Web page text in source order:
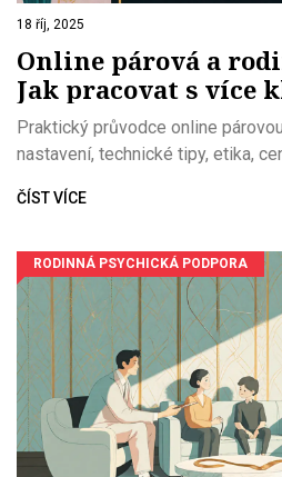
18 říj, 2025
Online párová a
Jak pracovat s více
Praktický průvodce online
nastavení, technické tipy, etika,
ČÍST VÍCE
RODINNÁ PSYCHICKÁ PODPORA